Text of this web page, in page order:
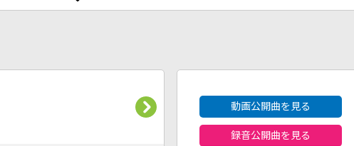
動画公開曲を見る
録音公開曲を見る